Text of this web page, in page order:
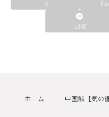
X
LINE
ホーム 中国鍼【気の